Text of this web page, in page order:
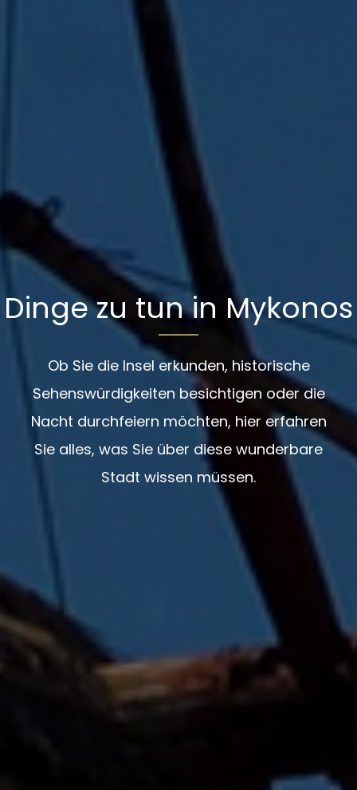
Dinge zu tun in Mykonos
Ob Sie die Insel erkunden, historische
Sehenswürdigkeiten besichtigen oder die
Nacht durchfeiern möchten, hier erfahren
Sie alles, was Sie über diese wunderbare
Stadt wissen müssen.